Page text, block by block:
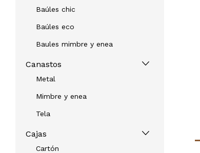
Baúles chic
Baúles eco
Baules mimbre y enea
Canastos
Metal
Mimbre y enea
Tela
Cajas
Cartón